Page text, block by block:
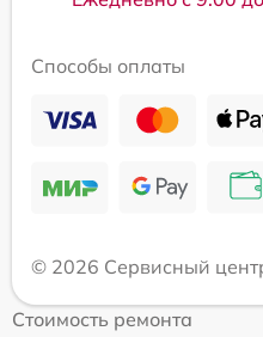
Способы оплаты
© 2026 Сервисный
Стоимость ремонта